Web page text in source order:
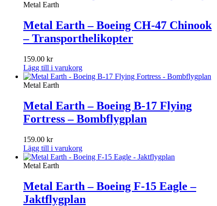
Metal Earth
Metal Earth – Boeing CH-47 Chinook
– Transporthelikopter
159.00 kr
Lägg till i varukorg
Metal Earth
Metal Earth – Boeing B-17 Flying
Fortress – Bombflygplan
159.00 kr
Lägg till i varukorg
Metal Earth
Metal Earth – Boeing F-15 Eagle –
Jaktflygplan